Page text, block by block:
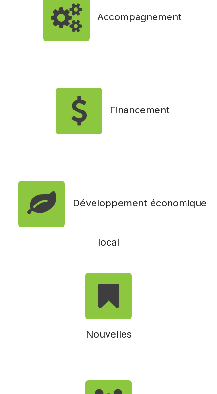
Accompagnement
Financement
Développement économique
local
Nouvelles